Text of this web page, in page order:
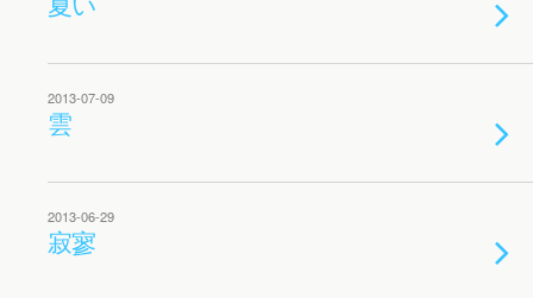
2013-07-09
雲
2013-06-29
寂寥